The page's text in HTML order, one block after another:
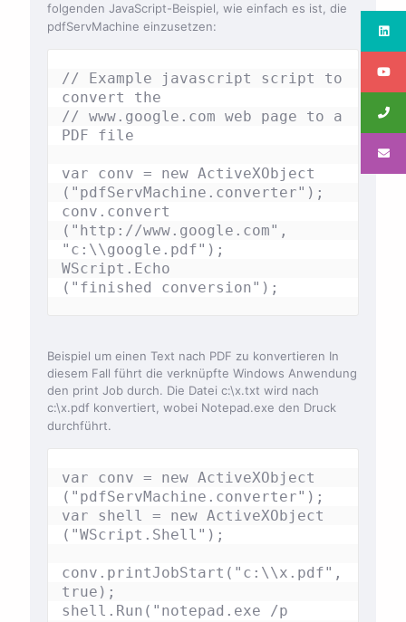
folgenden JavaScript-Beispiel, wie einfach es ist, die
pdfServMachine einzusetzen:
// Example javascript script to
convert the
// www.google.com web page to a
PDF file
var conv = new ActiveXObject
("pdfServMachine.converter");
conv.convert
("http://www.google.com",
"c:\\google.pdf");
WScript.Echo
("finished conversion");
Beispiel um einen Text nach PDF zu konvertieren In
diesem Fall führt die verknüpfte Windows Anwendung
den print Job durch. Die Datei c:\x.txt wird nach
c:\x.pdf konvertiert, wobei Notepad.exe den Druck
durchführt.
var conv = new ActiveXObject
("pdfServMachine.converter");
var shell = new ActiveXObject
("WScript.Shell");
conv.printJobStart("c:\\x.pdf",
true);
shell.Run("notepad.exe /p